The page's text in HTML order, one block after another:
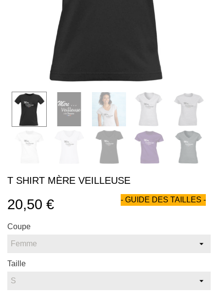
T SHIRT MÈRE VEILLEUSE
20,50 € - GUIDE DES TAILLES -
Coupe
Taille